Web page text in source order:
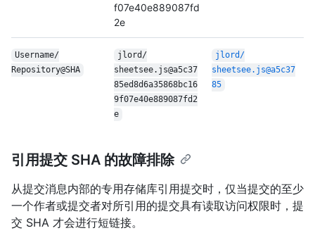
f07e40e889087fd
2e
Username/
Repository@SHA
jlord/
sheetsee.js@a5c37
85ed8d6a35868bc16
9f07e40e889087fd2
e
jlord/
sheetsee.js@a5c37
85
引用提交 SHA 的故障排除
从提交消息内部的专用存储库引用提交时，仅当提交的至少
一个作者或提交者对所引用的提交具有读取访问权限时，提
交 SHA 才会进行短链接。